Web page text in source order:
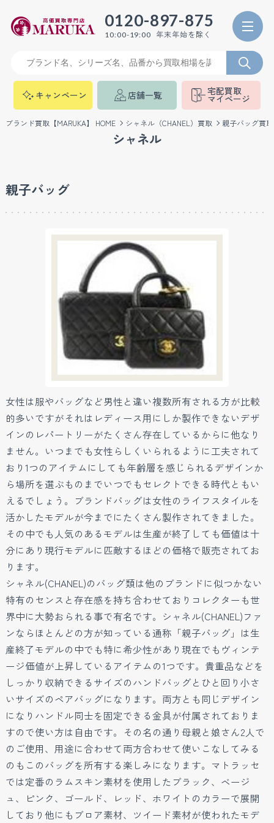
0120-897-875
10:00-19:00 年末年始を除く
キャンペーン 店舗一覧 宅配買取
マイページ
ブランド買取【MARUKA】 HOME シャネル（CHANEL）買取 親子バッグ買取
シャネル
親子バッグ
女性は服やバッグなど男性と違い複数所有される方が比較
的多いですがそれはレディース用にしか製作できないデザ
インのレパートリーがたくさん存在しているからに他なり
ません。いつまでも女性らしくいられるように工夫されて
おり1つのアイテムにしても年齢層を感じられるデザインか
ら場所を選ぶものまでいつでもセレクトできる時代ともい
えるでしょう。ブランドバッグは女性のライフスタイルを
活かしたモデルが今までにたくさん製作されてきました。
その中でも人気のあるモデルは生産が終了しても価値は十
分にあり現行モデルに匹敵するほどの価格で販売されてお
ります。
シャネル(CHANEL)のバッグ類は他のブランドに似つかない
特有のセンスと存在感を持ち合わせておりコレクターも世
界中に大勢おられる事で有名です。シャネル(CHANEL)ファ
ンならほとんどの方が知っている通称「親子バッグ」は生
産終了モデルの中でも特に希少性があり現在でもヴィンテ
ージ価値が上昇しているアイテムの1つです。貴重品などを
しっかり収納できるサイズのハンドバッグとひと回り小さ
いサイズのペアバッグになります。両方とも同じデザイン
になりハンドル同士を固定できる金具が付属されておりま
すので使い方は自由です。その名の通り母親と娘さん2人で
のご使用、用途に合わせて両方合わせて使いこなしてみる
のもこのバッグを所有する楽しみになります。マトラッセ
では定番のラムスキン素材を使用したブラック、ベージ
ュ、ピンク、ゴールド、レッド、ホワイトのカラーで展開
しており他にもブロア素材、ツイード素材が使われたモデ